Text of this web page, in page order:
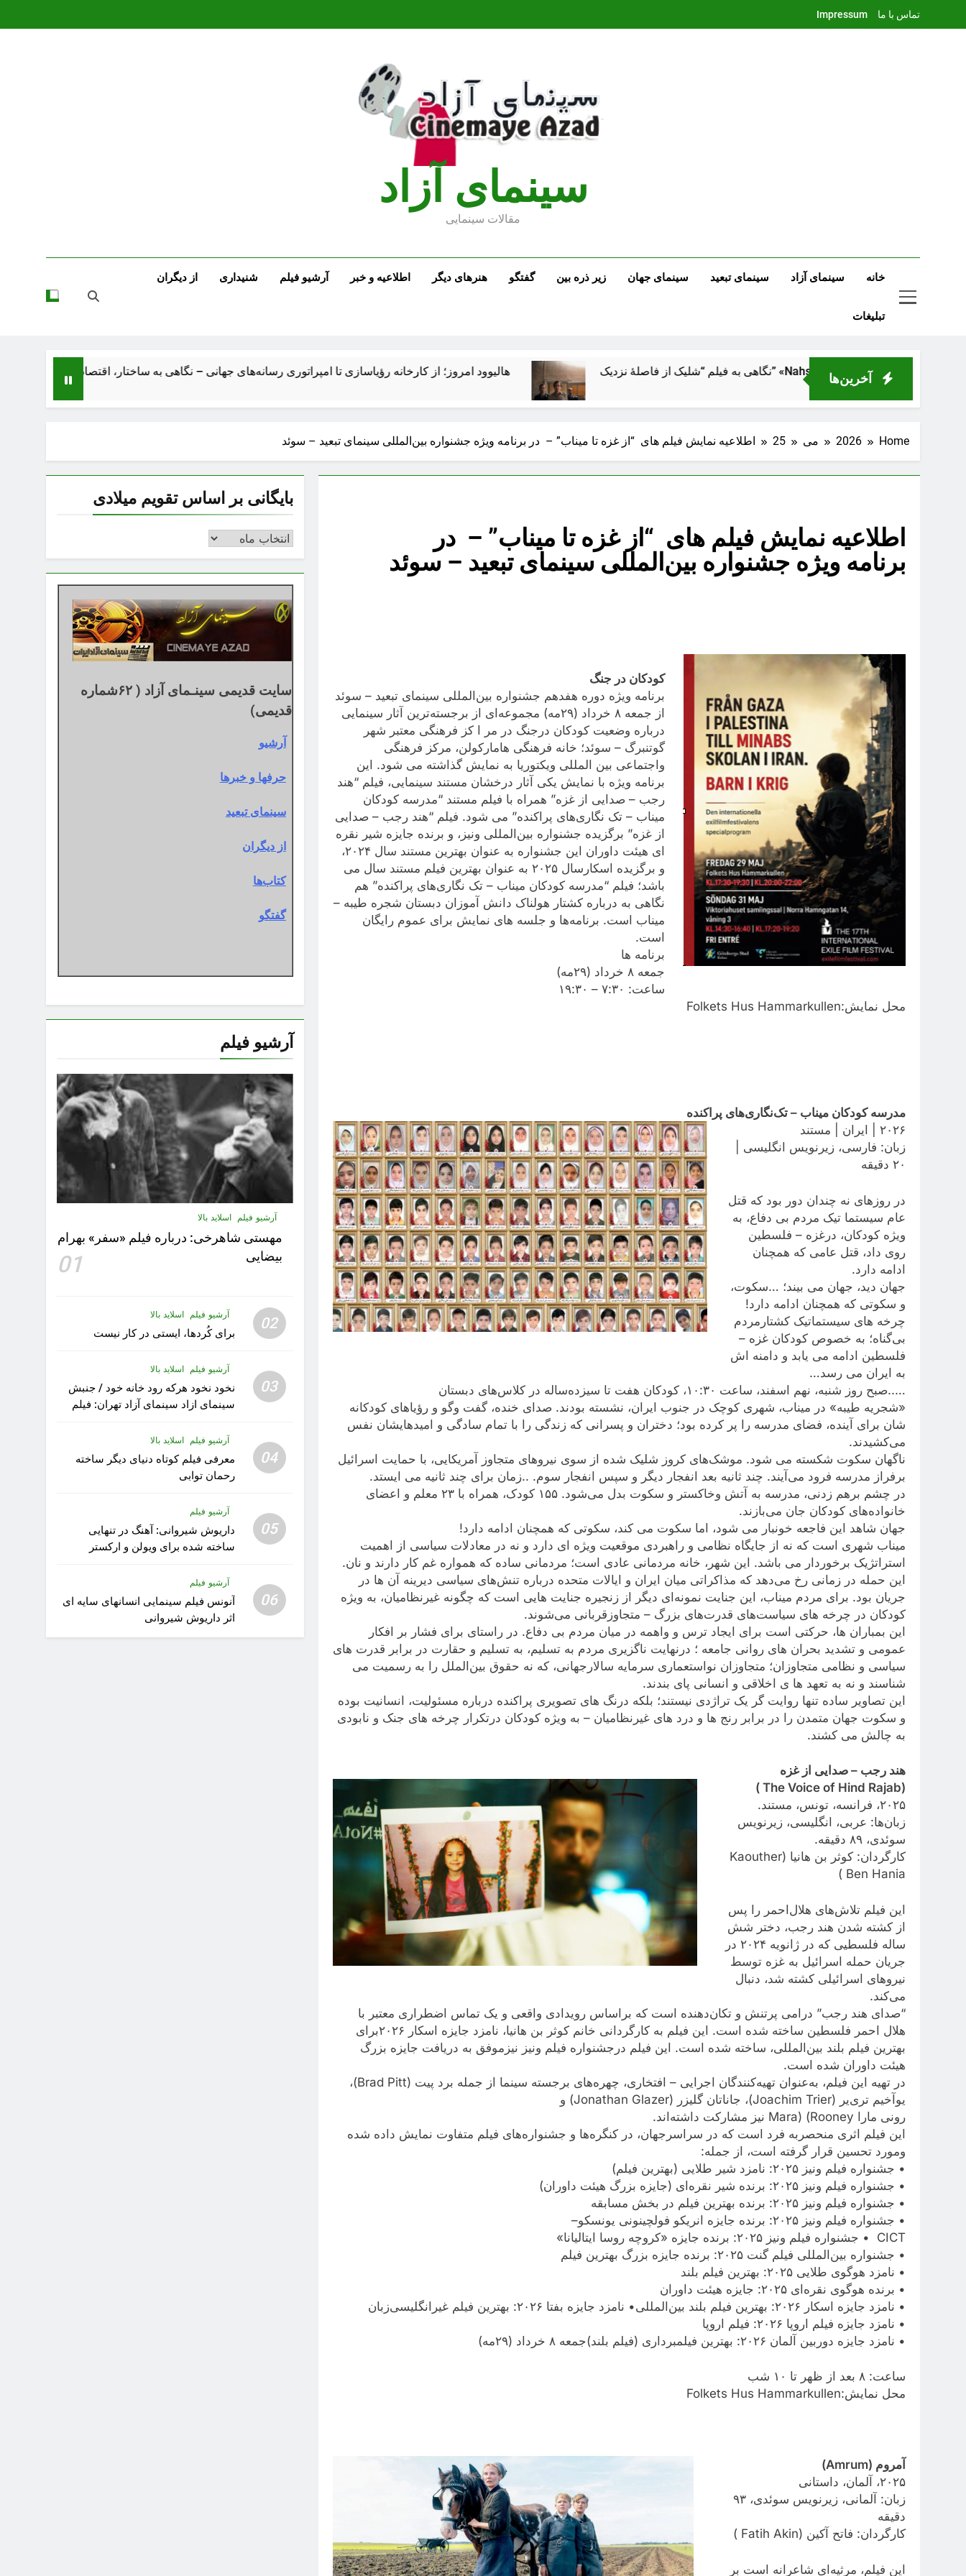
تماس با ما Impressum
سينماى آزاد
مقالات سينمايى
خانه سینمای آزاد سینمای تبعید سینمای جهان زیر ذره بین گفتگو هنرهای دیگر اطلاعیه و خبر آرشیو فیلم شنیداری از دیگران
تبلیغات
آخرین‌ها هالیوود امروز؛ از کارخانه رؤیاسازی تا امپراتوری رسانه‌های جهانی – نگاهی به ساختار، اقتصاد، تحولات و آینده بزرگ‌ترین
Home
2026 می 25 اطلاعیه نمایش فیلم های “از غزه تا میناب” – در برنامه ویژه جشنواره بین‌المللی سینمای تبعید – سوئد
اطلاعیه نمایش فیلم های “از غزه تا میناب” – در
برنامه ویژه جشنواره بین‌المللی سینمای تبعید – سوئد
کودکان در جنگ
برنامه ویژه دوره هفدهم جشنواره بین‌المللی سینمای تبعید – سوئد
از جمعه ۸ خرداد (۲۹مه) مجموعه‌ای از برجسته‌ترین آثار سینمایی
درباره وضعیت کودکان درجنگ در مر ا کز فرهنگی معتبر شهر
گوتنبرگ – سوئد؛ خانه فرهنگی هامارکولن، مرکز فرهنگی
واجتماعی بین المللی ویکتوریا به نمایش گذاشته می شود. این
برنامه ویژه با نمایش یکی آثار درخشان مستند سینمایی، فیلم “هند
رجب – صدایی از غزه” همراه با فیلم مستند “مدرسه کودکان
میناب – تک‌ نگاری‌های پراکنده” می شود. فیلم “هند رجب – صدایی
از غزه” برگزیده جشنواره بین‌المللی ونیز، و برنده جایزه شیر نقره
ای هیئت داوران این جشنواره به عنوان بهترین مستند سال ۲۰۲۴،
و برگزیده اسکارسال ۲۰۲۵ به عنوان بهترین فیلم مستند سال می
باشد؛ فیلم “مدرسه کودکان میناب – تک‌ نگاری‌های پراکنده” هم
نگاهی به درباره کشتار هولناک دانش آموزان دبستان شجره طیبه –
میناب است. برنامه‌ها و جلسه های نمایش برای عموم رایگان
است.
برنامه ها
جمعه ۸ خرداد (۲۹مه)
ساعت: ۷:۳۰ – ۱۹:۳۰
محل نمایش:Folkets Hus Hammarkullen
مدرسه کودکان میناب – تک‌نگاری‌های پراکنده
۲۰۲۶ | ایران | مستند
زبان: فارسی، زیرنویس انگلیسی |
۲۰ دقیقه
در روزهای نه چندان دور بود که قتل
عام سیستما تیک مردم بی‌ دفاع، به
ویژه کودکان، درغزه – فلسطین
روی داد، قتل عامی که همچنان
ادامه دارد.
جهان دید، جهان می بیند؛ …سکوت،
و سکوتی که همچنان ادامه دارد!
چرخه های سیستماتیک کشتارمردم
بی‌گناه؛ به خصوص کودکان غزه –
فلسطین ادامه می یابد و دامنه اش
به ایران می رسد…
…..صبح روز شنبه، نهم اسفند، ساعت ۱۰:۳۰، کودکان هفت تا سیزده‌ساله در کلاس‌های دبستان
«شجریه طیبه» در میناب، شهری کوچک در جنوب ایران، نشسته بودند. صدای خنده، گفت‌ وگو و رؤیاهای کودکانه
شان برای آینده، فضای مدرسه را پر کرده بود؛ دختران و پسرانی که زندگی را با تمام سادگی و امیدهایشان نفس
می‌کشیدند.
ناگهان سکوت شکسته می شود. موشک‌های کروز شلیک‌ شده از سوی نیروهای متجاوز آمریکایی، با حمایت اسرائیل
برفراز مدرسه فرود می‌آیند. چند ثانیه بعد انفجار دیگر و سپس انفجار سوم. ..زمان برای چند ثانیه می ایستد.
در چشم ‌برهم ‌زدنی، مدرسه به آتش وخاکستر و سکوت بدل می‌شود. ۱۵۵ کودک، همراه با ۲۳ معلم و اعضای
خانواده‌های کودکان جان می‌بازند.
جهان شاهد این فاجعه خونبار می شود، اما سکوت می کند، سکوتی که همچنان ادامه دارد!
میناب شهری است که نه از جایگاه نظامی و راهبردی موقعیت ویژه ای دارد و نه در معادلات سیاسی از اهمیت
استراتژیک برخوردار می باشد. این شهر، خانه مردمانی عادی است؛ مردمانی ساده که همواره غم کار دارند و نان.
این حمله در زمانی رخ می‌دهد که مذاکراتی میان ایران و ایالات متحده درباره تنش‌های سیاسی دیرینه آن ها در
جریان بود. برای مردم میناب، این جنایت نمونه‌ای دیگر از زنجیره جنایت هایی است که چگونه غیرنظامیان، به ویژه
کودکان در چرخه های سیاست‌های قدرت‌های بزرگ – متجاوزقربانی می‌شوند.
این بمباران ها، حرکتی است برای ایجاد ترس و واهمه در میان مردم بی دفاع. در راستای برای فشار بر افکار
عمومی و تشدید بحران های روانی جامعه ؛ درنهایت ناگزیری مردم به تسلیم، به تسلیم و حقارت در برابر قدرت های
سیاسی و نظامی متجاوزان؛ متجاوزان نواستعماری سرمایه‌ سالارجهانی‌، که نه حقوق بین‌الملل را به رسمیت می
شناسند و نه به تعهد ها ی اخلاقی و انسانی پای بندند.
این تصاویر ساده تنها روایت گر یک تراژدی نیستند؛ بلکه درنگ های تصویری پراکنده درباره مسئولیت، انسانیت بوده
و سکوت جهان متمدن را در برابر رنج ها و درد های غیرنظامیان – به ویژه کودکان درتکرار چرخه های جنک و نابودی
به چالش می کشند.
هند رجب – صدایی از غزه
(The Voice of Hind Rajab )
۲۰۲۵، فرانسه، تونس، مستند.
زبان‌ها: عربی، انگلیسی، زیرنویس
سوئدی، ۸۹ دقیقه.
کارگردان: کوثر بن هانیا (Kaouther
Ben Hania )
این فیلم تلاش‌های هلال‌احمر را پس
از کشته شدن هند رجب، دختر شش
ساله فلسطیی که در ژانویه ۲۰۲۴ در
جریان حمله اسرائیل به غزه توسط
نیروهای اسرائیلی کشته شد، دنبال
می‌کند.
“صدای هند رجب” درامی پرتنش و تکان‌دهنده است که براساس رویدادی واقعی و یک تماس اضطراری معتبر با
هلال ‌احمر فلسطین ساخته شده است. این فیلم به کارگردانی خانم کوثر بن هانیا، نامزد جایزه اسکار ۲۰۲۶برای
بهترین فیلم بلند بین‌المللی، ساخته شده است. این فیلم درجشنواره فیلم ونیز نیزموفق به دریافت جایزه بزرگ
هیئت داوران شده است.
در تهیه این فیلم، به‌عنوان تهیه‌کنندگان اجرایی – افتخاری، چهره‌های برجسته سینما از جمله برد پیت (Brad Pitt)،
یوآخیم تری‌یر (Joachim Trier)، جاناتان گلیزر (Jonathan Glazer) و
رونی مارا Mara) (Rooney نیز مشارکت داشته‌اند.
این فیلم اثری منحصربه‌ فرد است که در سراسرجهان، در کنگره‌ها و جشنواره‌های فیلم متفاوت نمایش داده شده
ومورد تحسین قرار گرفته است، از جمله:
• جشنواره فیلم ونیز ۲۰۲۵: نامزد شیر طلایی (بهترین فیلم)
• جشنواره فیلم ونیز ۲۰۲۵: برنده شیر نقره‌ای (جایزه بزرگ هیئت داوران)
• جشنواره فیلم ونیز ۲۰۲۵: برنده بهترین فیلم در بخش مسابقه
• جشنواره فیلم ونیز ۲۰۲۵: برنده جایزه انریکو فولچینونی یونسکو–
CICT • جشنواره فیلم ونیز ۲۰۲۵: برنده جایزه «کروچه روسا ایتالیانا»
• جشنواره بین‌المللی فیلم گنت ۲۰۲۵: برنده جایزه بزرگ بهترین فیلم
• نامزد هوگوی طلایی ۲۰۲۵: بهترین فیلم بلند
• برنده هوگوی نقره‌ای ۲۰۲۵: جایزه هیئت داوران
• نامزد جایزه اسکار ۲۰۲۶: بهترین فیلم بلند بین‌المللی • نامزد جایزه بفتا ۲۰۲۶: بهترین فیلم غیرانگلیسی‌زبان
• نامزد جایزه فیلم اروپا ۲۰۲۶: فیلم اروپا
• نامزد جایزه دوربین آلمان ۲۰۲۶: بهترین فیلمبرداری (فیلم بلند)جمعه ۸ خرداد (۲۹مه)
ساعت: ۸ بعد از ظهر تا ۱۰ شب
محل نمایش:Folkets Hus Hammarkullen
آمروم (Amrum)
۲۰۲۵، آلمان، داستانی
زبان: آلمانی، زیرنویس سوئدی، ۹۳
دقیقه
کارگردان: فاتح آکین (Fatih Akin )
این فیلم، مرثیه‌ای شاعرانه‌ است بر
بایگانی بر اساس تقویم میلادی
بایگانی
اساس
تقویم
میلادی
سایت قدیمی سینـمای آزاد ( ۶۲شماره
قدیمی)
آرشیو
حرفها و خبرها
سینمای تبعید
از دیگران
کتاب‌ها
گفتگو
آرشیو فیلم
آرشیو فیلم اسلاید بالا
مهستى شاهرخى:‌ درباره فيلم «سفر» بهرام
بیضایی
01
02 آرشیو فیلم اسلاید بالا
برای کُردها، ایستی در کار نیست
03
آرشیو فیلم اسلاید بالا
نخود نخود هرکه رود خانه خود / جنبش
سینمای ازاد سینمای آزاد تهران: فیلم
04
آرشیو فیلم اسلاید بالا
معرفی فیلم کوتاه دنیای دیگر ساخته
رحمان توابی
05
آرشیو فیلم
داریوش شیروانی: آهنگ در تنهایی
ساخته شده برای ویولن و ارکستر
06
آرشیو فیلم
آنونس فیلم سینمایی انسانهای سایه ای
اثر داریوش شیروانی